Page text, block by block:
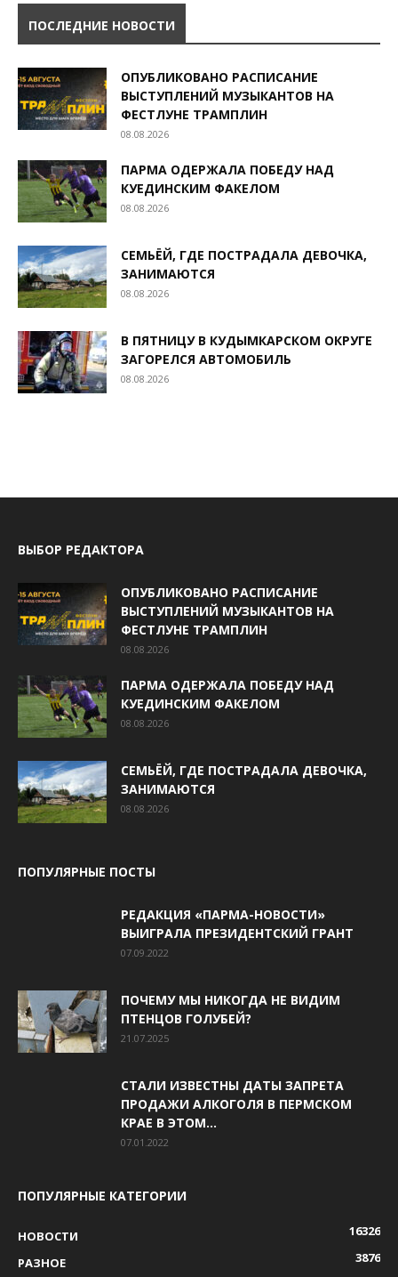
ПОСЛЕДНИЕ НОВОСТИ
ОПУБЛИКОВАНО РАСПИСАНИЕ
ВЫСТУПЛЕНИЙ МУЗЫКАНТОВ НА
ФЕСТЛУНЕ ТРАМПЛИН
08.08.2026
ПАРМА ОДЕРЖАЛА ПОБЕДУ НАД
КУЕДИНСКИМ ФАКЕЛОМ
08.08.2026
СЕМЬЁЙ, ГДЕ ПОСТРАДАЛА ДЕВОЧКА,
ЗАНИМАЮТСЯ
08.08.2026
В ПЯТНИЦУ В КУДЫМКАРСКОМ ОКРУГЕ
ЗАГОРЕЛСЯ АВТОМОБИЛЬ
08.08.2026
ВЫБОР РЕДАКТОРА
ОПУБЛИКОВАНО РАСПИСАНИЕ
ВЫСТУПЛЕНИЙ МУЗЫКАНТОВ НА
ФЕСТЛУНЕ ТРАМПЛИН
08.08.2026
ПАРМА ОДЕРЖАЛА ПОБЕДУ НАД
КУЕДИНСКИМ ФАКЕЛОМ
08.08.2026
СЕМЬЁЙ, ГДЕ ПОСТРАДАЛА ДЕВОЧКА,
ЗАНИМАЮТСЯ
08.08.2026
ПОПУЛЯРНЫЕ ПОСТЫ
РЕДАКЦИЯ «ПАРМА-НОВОСТИ»
ВЫИГРАЛА ПРЕЗИДЕНТСКИЙ ГРАНТ
07.09.2022
ПОЧЕМУ МЫ НИКОГДА НЕ ВИДИМ
ПТЕНЦОВ ГОЛУБЕЙ?
21.07.2025
СТАЛИ ИЗВЕСТНЫ ДАТЫ ЗАПРЕТА
ПРОДАЖИ АЛКОГОЛЯ В ПЕРМСКОМ
КРАЕ В ЭТОМ...
07.01.2022
ПОПУЛЯРНЫЕ КАТЕГОРИИ
НОВОСТИ
16326
РАЗНОЕ
3876